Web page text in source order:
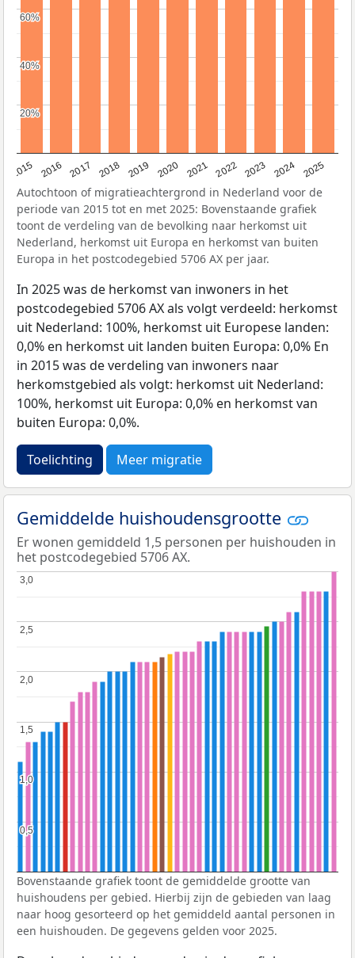
2015 2016 2017 2018 2019 2020 2021 2022 2023 2024 2025
20%
20%
40%
40%
60%
60%
Autochtoon of migratieachtergrond in Nederland voor de
periode van 2015 tot en met 2025: Bovenstaande grafiek
toont de verdeling van de bevolking naar herkomst uit
Nederland, herkomst uit Europa en herkomst van buiten
Europa in het postcodegebied 5706 AX per jaar.
In 2025 was de herkomst van inwoners in het
postcodegebied 5706 AX als volgt verdeeld: herkomst
uit Nederland: 100%, herkomst uit Europese landen:
0,0% en herkomst uit landen buiten Europa: 0,0% En
in 2015 was de verdeling van inwoners naar
herkomstgebied als volgt: herkomst uit Nederland:
100%, herkomst uit Europa: 0,0% en herkomst van
buiten Europa: 0,0%.
Toelichting Meer migratie
Gemiddelde huishoudensgrootte
Er wonen gemiddeld 1,5 personen per huishouden in
het postcodegebied 5706 AX.
0,5
0,5
1,0
1,0
1,5
1,5
2,0
2,0
2,5
2,5
3,0
3,0
Bovenstaande grafiek toont de gemiddelde grootte van
huishoudens per gebied. Hierbij zijn de gebieden van laag
naar hoog gesorteerd op het gemiddeld aantal personen in
een huishouden. De gegevens gelden voor 2025.